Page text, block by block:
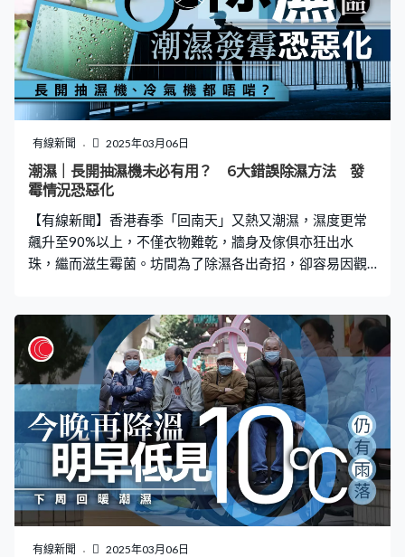
穀，大部份都可以正常使用。 「那個時代的手提電話，你
看到布許多設計很特別，例如這些顏色很漂亮以及設計很
女性化」、「有些可能機身很薄，可以讓女士照鏡化
妝」，Mike收藏的舊手機設計千變萬化，直言以前的很多
設計都是以人為本，一些更是「特別」型號。 「這部手機
的型號叫8850，首先它這個顏色已經很少，第二是當時你
可能需要跟電訊商開一個較高的服務計劃，才可以拿到這
個型號。」Mike指自己也是透過另一個收藏家，才拿到這
部連盒子及所有配件的「金色版」。 他手上這部二代「大
11月8日停止，「其實
有線新聞 2025年03月06日
潮濕｜長開抽濕機未必有用？ 6大錯誤除濕方法 發
霉情況恐惡化
【有線新聞】香港春季「回南天」又熱又潮濕，濕度更常
飆升至90%以上，不僅衣物難乾，牆身及傢俱亦狂出水
珠，繼而滋生霉菌。坊間為了除濕各出奇招，卻容易因觀
般較寒冷、乾燥，而到了春天，東北季候風稍為緩和時，
便會轉吹温暖潮濕的偏南風，便稱為「回南」。經過冬天
的冷空氣，建築物的混凝土會被冷卻，而偏南風會把海洋
上温暖潮濕的空氣帶到香港，因此當遇到較涼的牆身、地
板或天花，空氣中的水氣就會冷卻，凝結成水珠，因此家
中物件會出現水珠、滴水的情況。同時，空氣中的水份會
形成薄霧或霧 ，使能見度下降，地面亦會變得濕滑。 6大
錯誤防潮方法 除濕方法｜錯誤1-抽濕機開得越久越好？正
確方法要知道 抽濕機無疑是「回南天」的最佳幫手，但很
多人誤以為只要長時間開機，就能徹底解決潮濕問題。事
實上抽濕機的使用方法亦有講究，若沒有依循正確的方法
有線新聞 2025年03月06日